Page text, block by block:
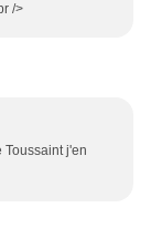
/>
Toussaint j'en